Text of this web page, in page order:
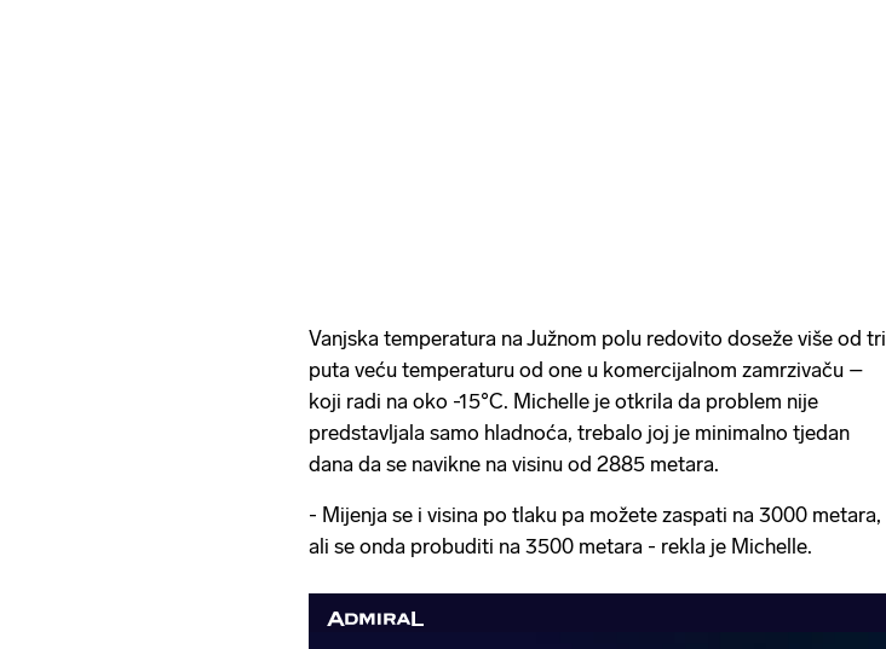
Vanjska temperatura na Južnom polu redovito doseže više od tri
puta veću temperaturu od one u komercijalnom zamrzivaču –
koji radi na oko -15°C. Michelle je otkrila da problem nije
predstavljala samo hladnoća, trebalo joj je minimalno tjedan
dana da se navikne na visinu od 2885 metara.
- Mijenja se i visina po tlaku pa možete zaspati na 3000 metara,
ali se onda probuditi na 3500 metara - rekla je Michelle.